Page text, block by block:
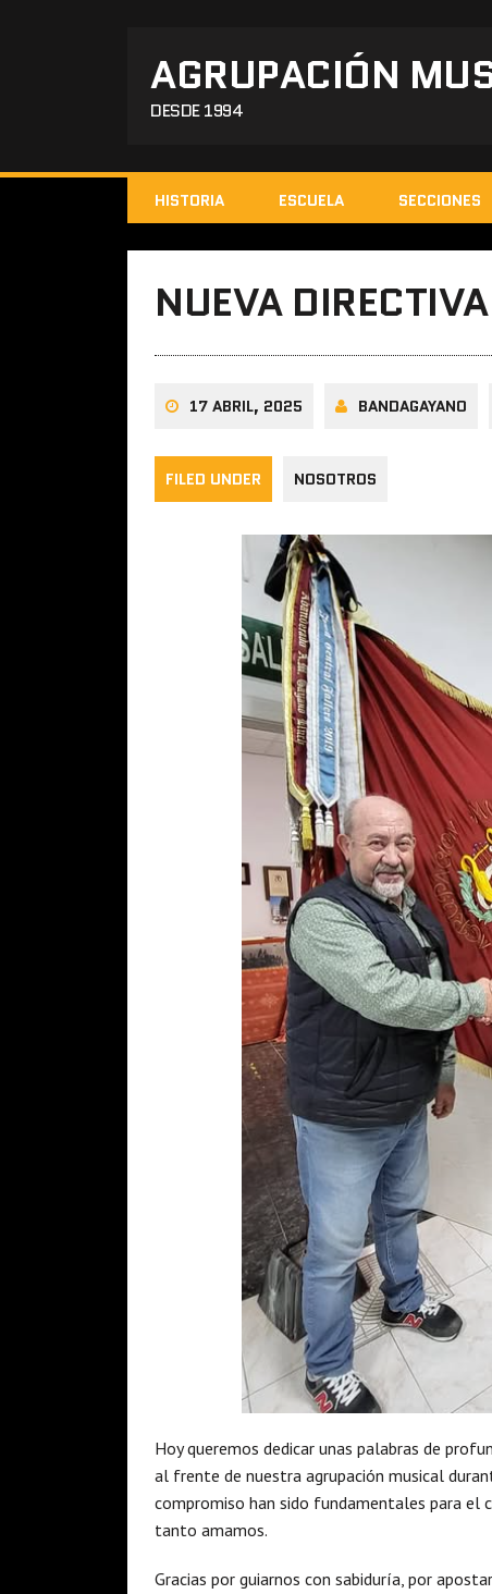
AGRUPACIÓN
DESDE 1994
HISTORIA ESCUELA SECCIONES
NUEVA DIRECTIVA
17 ABRIL, 2025 BANDAGAYANO
FILED UNDER NOSOTROS
Hoy queremos dedicar unas palabras de
al frente de nuestra agrupación musical
compromiso han sido fundamentales para el
tanto amamos.
Gracias por guiarnos con sabiduría, por